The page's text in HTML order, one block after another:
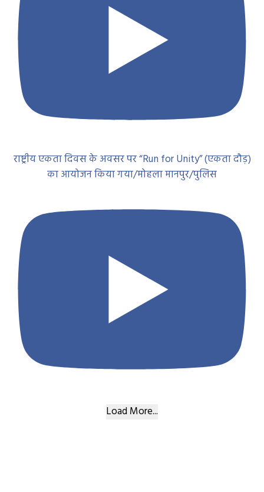
राष्ट्रीय एकता दिवस के अवसर पर “Run for Unity” (एकता दौड़)
का आयोजन किया गया/मोहला मानपुर/पुलिस
Load More...